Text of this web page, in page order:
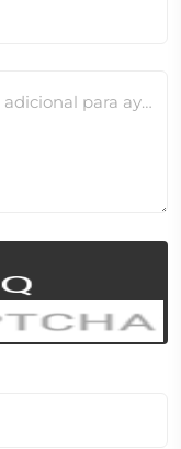
Por favor, proporciona información adicional para ayudarnos a verificar este cambio